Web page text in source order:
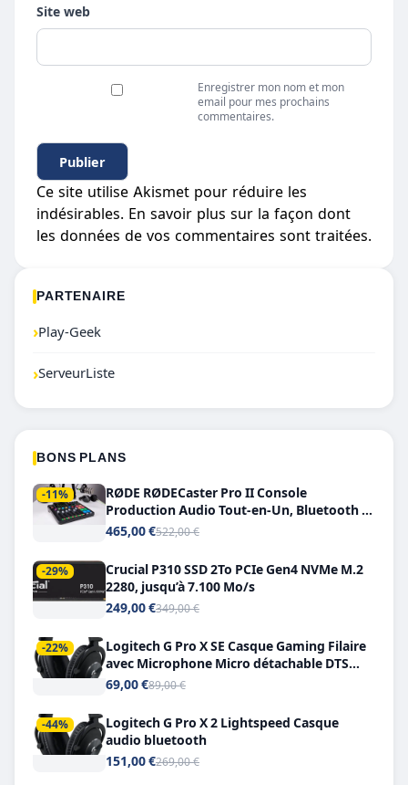
Site web
Enregistrer mon nom et mon
email pour mes prochains
commentaires.
Ce site utilise Akismet pour réduire les
indésirables. En savoir plus sur la façon dont
les données de vos commentaires sont traitées.
PARTENAIRE
›Play-Geek
›ServeurListe
BONS PLANS
-11%
RØDE RØDECaster Pro II Console
Production Audio Tout-en-Un, Bluetooth et
Double USB-C
465,00 €522,00 €
-29%
Crucial P310 SSD 2To PCIe Gen4 NVMe M.2
2280, jusqu’à 7.100 Mo/s
249,00 €349,00 €
-22%
Logitech G Pro X SE Casque Gaming Filaire
avec Microphone Micro détachable DTS
Headphone X 7.1
69,00 €89,00 €
-44%
Logitech G Pro X 2 Lightspeed Casque
audio bluetooth
151,00 €269,00 €